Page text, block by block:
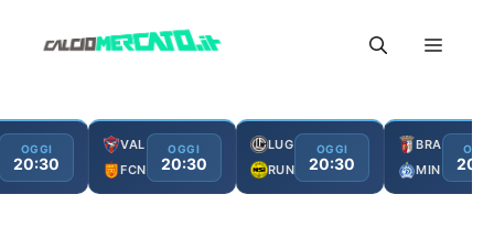
Menu
OGGI
20:30
VAL
FCN
OGGI
20:30
LUG
RUN
OGGI
20:30
BRA
MIN
OGGI